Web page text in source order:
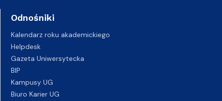
Odnośniki
Kalendarz roku akademickiego
Helpdesk
Gazeta Uniwersytecka
BIP
Kampusy UG
Biuro Karier UG